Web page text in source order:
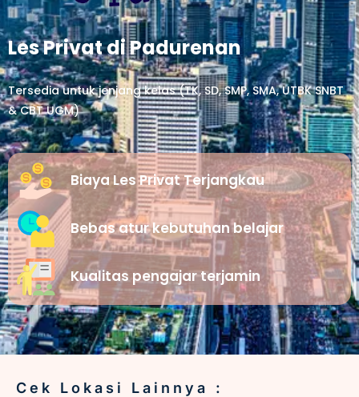
Les Privat di Padurenan
Tersedia untuk jenjang kelas (TK, SD, SMP, SMA, UTBK SNBT
& CBT UGM)
Biaya Les Privat Terjangkau
Bebas atur kebutuhan belajar
Kualitas pengajar terjamin
Cek Lokasi Lainnya :